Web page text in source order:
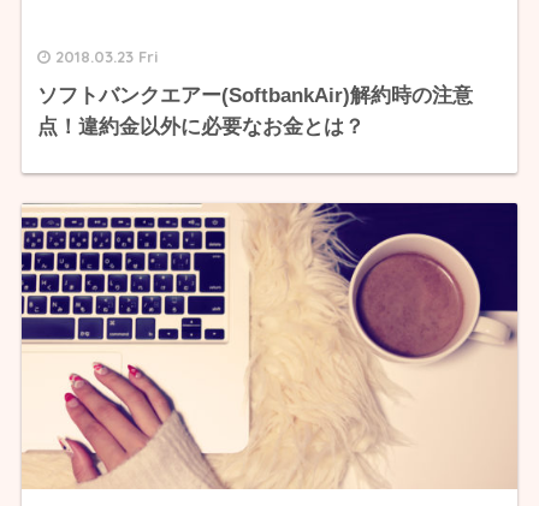
2018.03.23 Fri
ソフトバンクエアー(SoftbankAir)解約時の注意
点！違約金以外に必要なお金とは？